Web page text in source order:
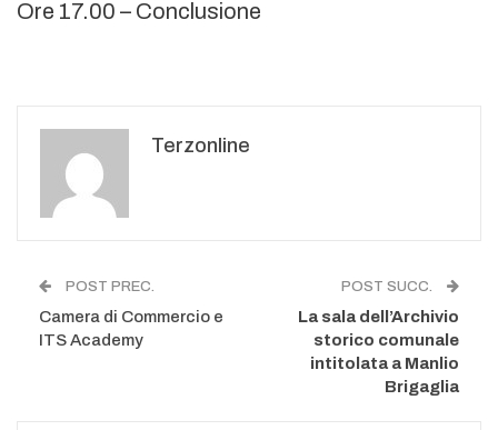
Ore 17.00 – Conclusione
Terzonline
POST PREC.
Camera di Commercio e
ITS Academy
POST SUCC.
La sala dell’Archivio
storico comunale
intitolata a Manlio
Brigaglia